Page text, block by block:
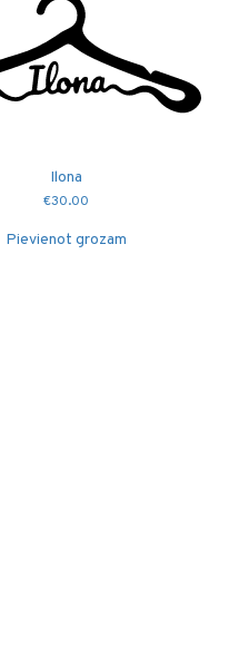
Ilona
€30.00
Pievienot grozam